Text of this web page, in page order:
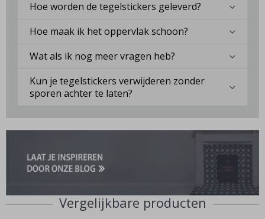
Hoe worden de tegelstickers geleverd?
Hoe maak ik het oppervlak schoon?
Wat als ik nog meer vragen heb?
Kun je tegelstickers verwijderen zonder
sporen achter te laten?
Vergelijkbare producten